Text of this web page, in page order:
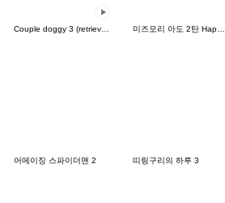
Couple doggy 3 (retriever) 미즈모리 아도 2탄 HappyGirls
어메이징 스파이더맨 2 띠링구리의 하루 3